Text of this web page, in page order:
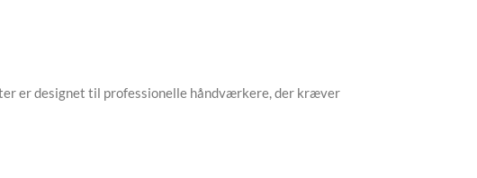
er designet til professionelle håndværkere, der kræver